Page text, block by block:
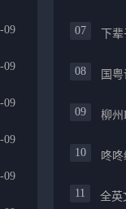
09
09
09
09
09